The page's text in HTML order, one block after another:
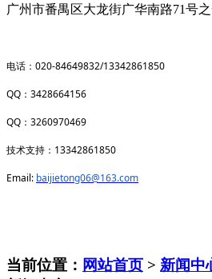
广州市番禺区大龙街广华南路71号
电话： 020-84649832/13342861850
QQ ： 3428664156
QQ ： 3260970469
技术支持： 13342861850
Email: baijietong06@163.com
当前位置： 网站首页 > 新闻中